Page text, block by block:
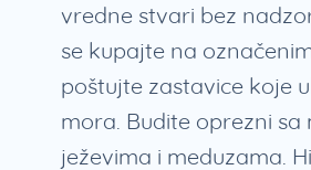
vredne stvari bez
se kupajte na
poštujte zastavice koje
mora. Budite oprezni sa
ježevima i meduzama.